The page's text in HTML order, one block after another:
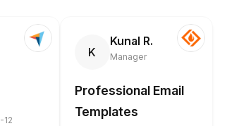
K
Kunal R.
Manager
Professional Email
Templates